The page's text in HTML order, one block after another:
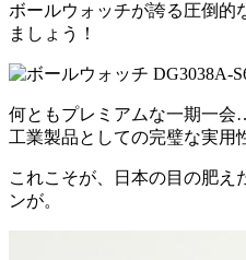
ボールウォッチが誇る圧倒的
ましょう！
何ともプレミアムな一期一会
工業製品としての完璧な実用
これこそが、日本の目の肥え
ンが。